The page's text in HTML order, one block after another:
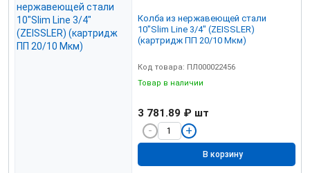
Колба из нержавеющей стали
10"Slim Line 3/4" (ZEISSLER)
(картридж ПП 20/10 Мкм)
Код товара: ПЛ000022456
Товар в наличии
3 781.89 ₽ шт
В корзину